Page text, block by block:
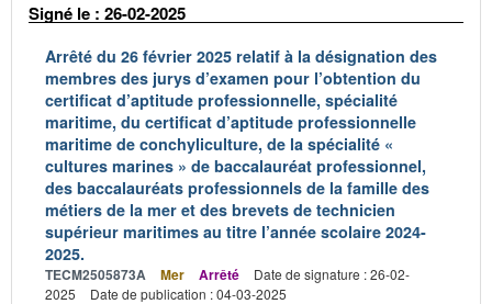
Signé le : 26-02-2025
Arrêté du 26 février 2025 relatif à la désignation des
membres des jurys d’examen pour l’obtention du
certificat d’aptitude professionnelle, spécialité
maritime, du certificat d’aptitude professionnelle
maritime de conchyliculture, de la spécialité «
cultures marines » de baccalauréat professionnel,
des baccalauréats professionnels de la famille des
métiers de la mer et des brevets de technicien
supérieur maritimes au titre l’année scolaire 2024-
2025.
TECM2505873A Mer Arrêté
Date de signature : 26-02-
2025
Date de publication : 04-03-2025